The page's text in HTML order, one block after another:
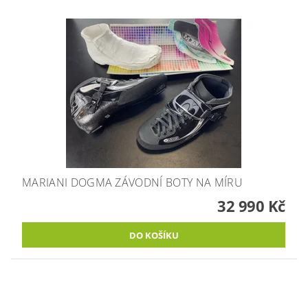
MARIANI DOGMA ZÁVODNÍ BOTY NA MÍRU
32 990 Kč